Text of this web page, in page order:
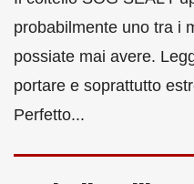
probabilmente uno tra i
possiate mai avere.
portare e soprattutto
Perfetto...